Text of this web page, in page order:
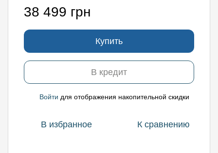
38 499 грн
Купить
В кредит
Войти для отображения накопительной скидки
В избранное К сравнению